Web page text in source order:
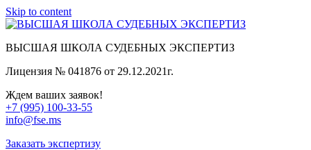
Skip to content
ВЫСШАЯ ШКОЛА СУДЕБНЫХ ЭКСПЕРТИЗ
Лицензия № 041876 от 29.12.2021г.
Ждем ваших заявок!
+7 (995) 100-33-55
info@fse.ms
Заказать экспертизу